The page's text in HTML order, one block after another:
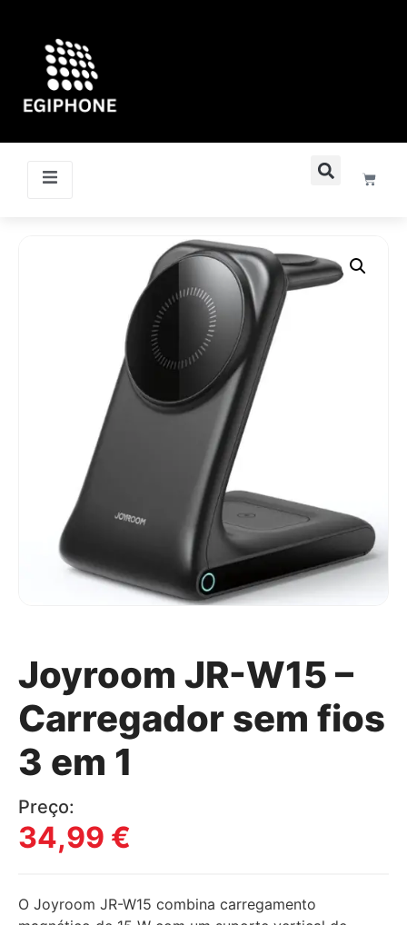
Joyroom JR-W15 –
Carregador sem fios
3 em 1
Preço:
34,99 €
O Joyroom JR-W15 combina carregamento